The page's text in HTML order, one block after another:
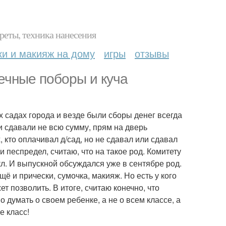
техника нанесения
и макияж на дому игры отзывы
поборы и куча
города и везде были сборы денег всегда
сдавали не всю сумму, прям на дверь
оплачивал д/сад, но не сдавал или сдавал
считаю, что на такое род. Комитету
И выпускной обсуждался уже в сентябре род.
и прически, сумочка, макияж. Но есть у кого
позволить. В итоге, считаю конечно, что
думать о своем ребенке, а не о всем классе, а
класс!